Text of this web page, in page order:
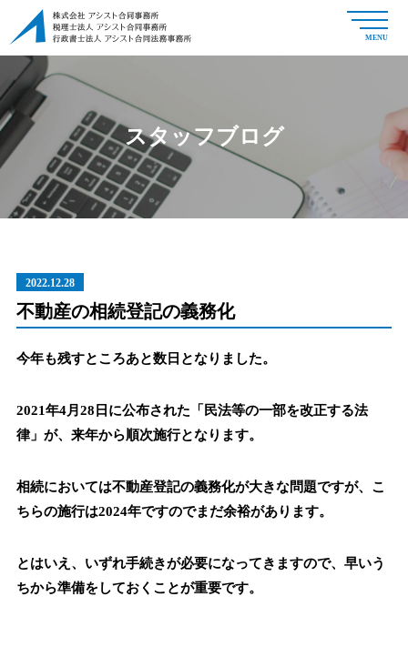
MENU
スタッフブログ
2022.12.28
不動産の相続登記の義務化
今年も残すところあと数日となりました。
2021年4月28日に公布された 「民法等の一部を改正する法
律」が、来年から順次施行となります。
相続においては不動産登記の義務化が大きな問題ですが、こ
ちらの施行は2024年ですのでまだ余裕があります。
とはいえ、いずれ手続きが必要になってきますので、早いう
ちから準備をしておくことが重要です。